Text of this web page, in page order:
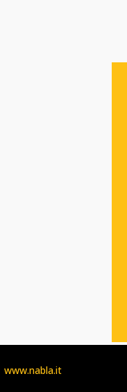
www.nabla.it